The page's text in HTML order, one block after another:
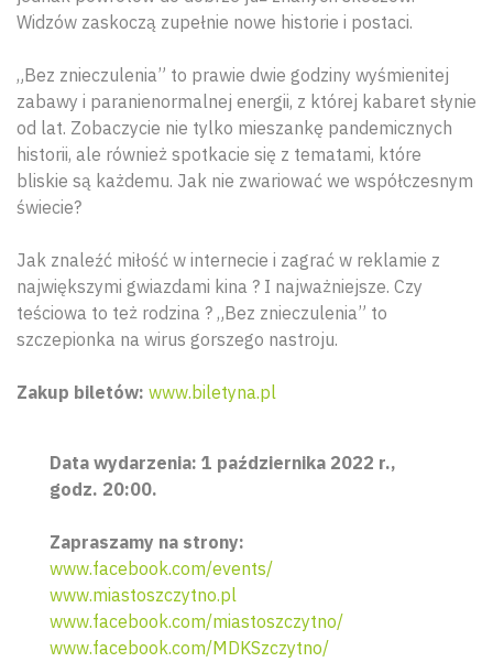
Widzów zaskoczą zupełnie nowe historie i postaci.
„Bez znieczulenia” to prawie dwie godziny wyśmienitej
zabawy i paranienormalnej energii, z której kabaret słynie
od lat. Zobaczycie nie tylko mieszankę pandemicznych
historii, ale również spotkacie się z tematami, które
bliskie są każdemu. Jak nie zwariować we współczesnym
świecie?
Jak znaleźć miłość w internecie i zagrać w reklamie z
największymi gwiazdami kina ? I najważniejsze. Czy
teściowa to też rodzina ? „Bez znieczulenia” to
szczepionka na wirus gorszego nastroju.
Zakup biletów: www.biletyna.pl
Data wydarzenia: 1 października 2022 r.,
godz. 20:00.
Zapraszamy na strony:
www.facebook.com/events/
www.miastoszczytno.pl
www.facebook.com/miastoszczytno/
www.facebook.com/MDKSzczytno/